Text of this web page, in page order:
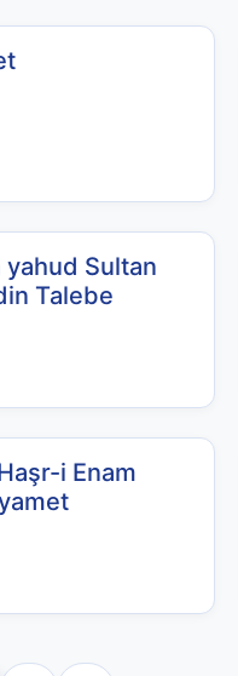
Sultan
Talebe
i Enam